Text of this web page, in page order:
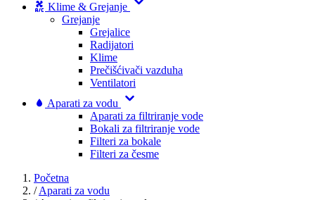
Klime & Grejanje
Grejanje
Grejalice
Radijatori
Klime
Prečišćivači vazduha
Ventilatori
Aparati za vodu
Aparati za filtriranje vode
Bokali za filtriranje vode
Filteri za bokale
Filteri za česme
Početna
/ Aparati za vodu